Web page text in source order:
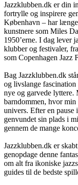
Jazzklubben.dk er din
fortrylle og inspirere
København – har
kunstnere som Miles
1950’erne. I dag lever
klubber og festivaler,
som Copenhagen Jazz
Bag Jazzklubben.dk
og livslange
nye og garvede
barndommen, hvor
univers. Efter en pause
genvundet sin plads i
gennem de mange
Jazzklubben.dk er
genopdage denne
om alt fra ikoniske
guides til de bedste